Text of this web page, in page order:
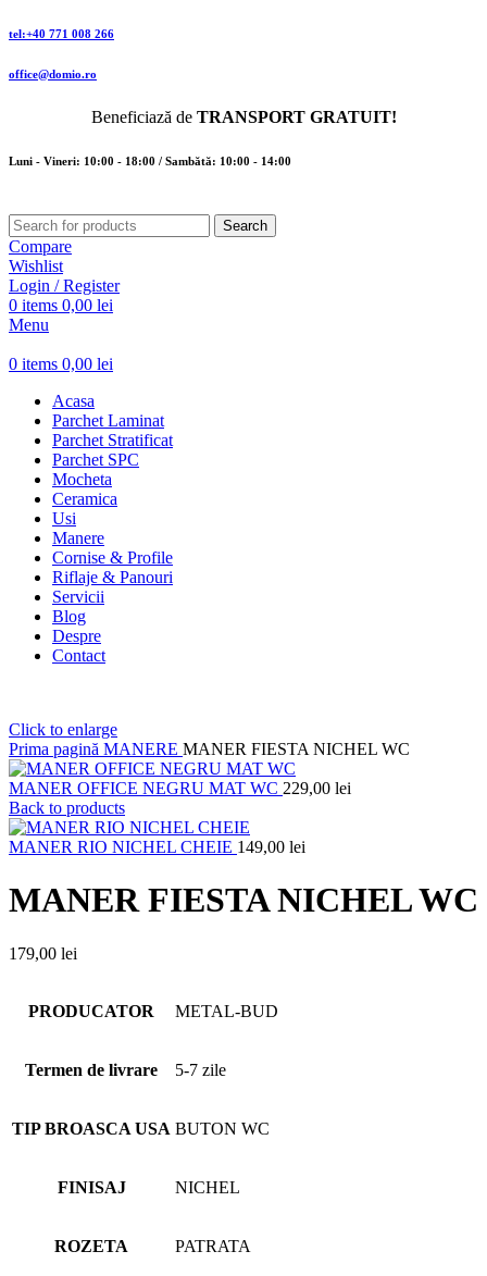
tel:+40 771 008 266
office@domio.ro
Beneficiază de TRANSPORT GRATUIT!
Luni - Vineri: 10:00 - 18:00 / Sambătă: 10:00 - 14:00
Search
Compare
Wishlist
Login / Register
0 items 0,00 lei
Menu
0 items 0,00 lei
Acasa
Parchet Laminat
Parchet Stratificat
Parchet SPC
Mocheta
Ceramica
Usi
Manere
Cornise & Profile
Riflaje & Panouri
Servicii
Blog
Despre
Contact
Click to enlarge
Prima pagină MANERE MANER FIESTA NICHEL WC
MANER OFFICE NEGRU MAT WC 229,00 lei
Back to products
MANER RIO NICHEL CHEIE 149,00 lei
MANER FIESTA NICHEL WC
179,00 lei
PRODUCATOR METAL-BUD
Termen de livrare 5-7 zile
TIP BROASCA USA BUTON WC
FINISAJ NICHEL
ROZETA PATRATA